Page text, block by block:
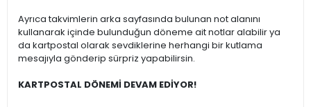
Ayrıca takvimlerin arka sayfasında bulunan not alanını
kullanarak içinde bulunduğun döneme ait notlar alabilir ya
da kartpostal olarak sevdiklerine herhangi bir kutlama
mesajıyla gönderip sürpriz yapabilirsin.
KARTPOSTAL DÖNEMİ DEVAM EDİYOR!